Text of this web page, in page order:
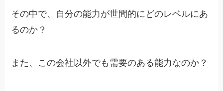
その中で、自分の能力が世間的にどのレベルにあ
るのか？
また、この会社以外でも需要のある能力なのか？